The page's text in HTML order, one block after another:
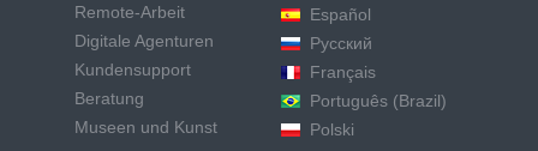
Remote-Arbeit
Digitale Agenturen
Kundensupport
Beratung
Museen und Kunst
Español
Русский
Français
Português (Brazil)
Polski